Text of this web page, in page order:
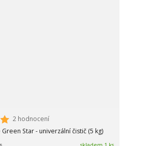
2 hodnocení
Star - univerzální čistič (5 kg)